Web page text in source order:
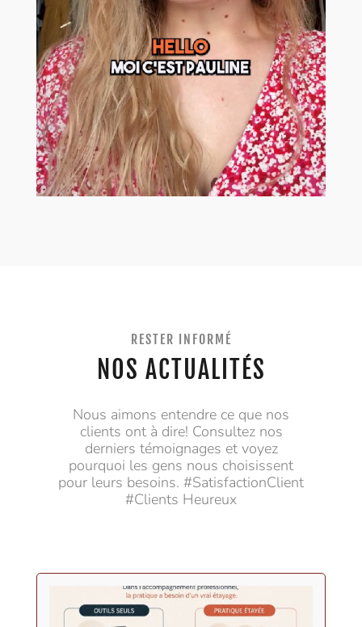
RESTER INFORMÉ
NOS ACTUALITÉS
Nous aimons entendre ce que nos
clients ont à dire! Consultez nos
derniers témoignages et voyez
pourquoi les gens nous choisissent
pour leurs besoins. #SatisfactionClient
#Clients Heureux